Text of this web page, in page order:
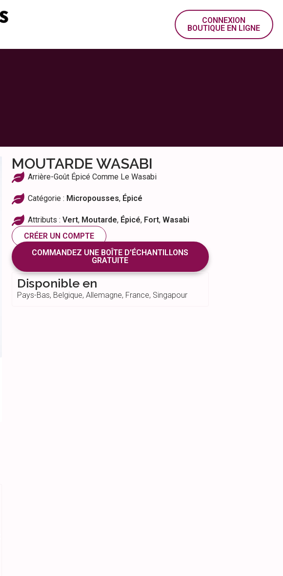
CONNEXION
BOUTIQUE EN LIGNE
MOUTARDE WASABI
Arrière-Goût Épicé Comme Le Wasabi
Catégorie : Micropousses, Épicé
Attributs : Vert, Moutarde, Épicé, Fort, Wasabi
CRÉER UN COMPTE
COMMANDEZ UNE BOÎTE D'ÉCHANTILLONS
GRATUITE
Disponible en
Pays-Bas, Belgique, Allemagne, France, Singapour